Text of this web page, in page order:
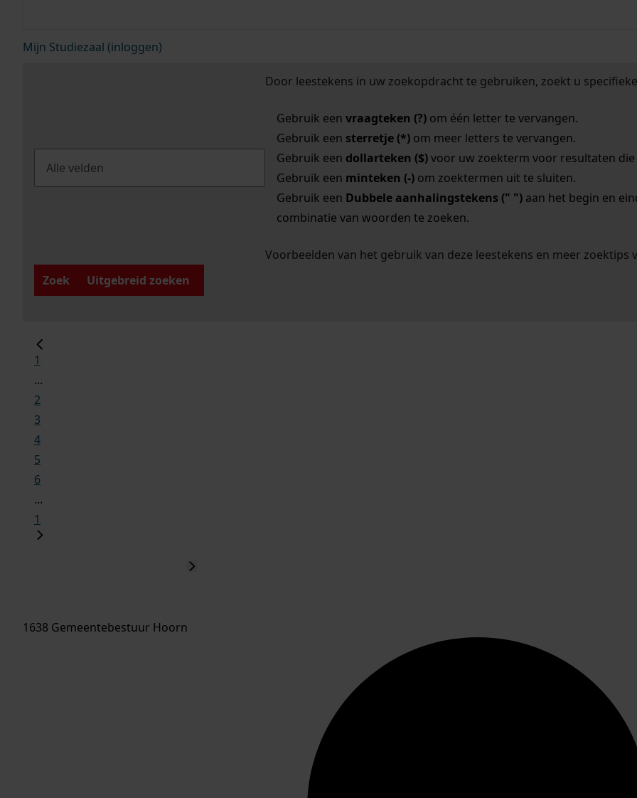
Mijn Studiezaal (inloggen)
Door leestekens in uw zoekopdracht te gebruiken, zoekt u
Gebruik een vraagteken (?)om één letter te vervangen.
Gebruik een sterretje (*)om meer letters te vervangen.
Gebruik een dollarteken ($)voor uw zoekterm voor resultaten die
Gebruik een minteken (-)om zoektermen uit te sluiten.
Gebruik een Dubbele aanhalingstekens (" ")aan het begin en
combinatie van woorden te zoeken.
Voorbeelden van het gebruik van deze leestekens en meer zoektips
Zoek
Uitgebreid zoeken
1
...
2
3
4
5
6
...
1
1638 Gemeentebestuur Hoorn